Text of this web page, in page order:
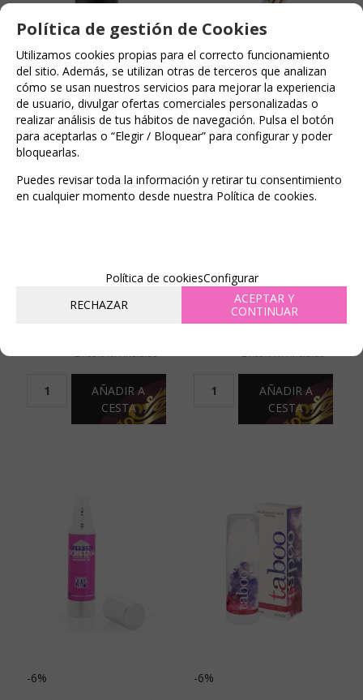
-6%
EROS POWER LINE -
POWER GEL ESTIMULANTE
DEL CLITORIS EFECTO
Antes
AÑADIR A
CESTA
-6%
EFECTO FRIO & CALOR
15,99 €
15,03 €
AÑADIR A
CESTA
-6%
-6%
Política de gestión de Cookies
Utilizamos cookies propias para el correcto funcionamiento
del sitio. Además, se utilizan otras de terceros que analizan
cómo se usan nuestros servicios para mejorar la experiencia
de usuario, divulgar ofertas comerciales personalizadas o
realizar análisis de tus hábitos de navegación. Pulsa el botón
para aceptarlas o “Elegir / Bloquear” para configurar y poder
bloquearlas.
Puedes revisar toda la información y retirar tu consentimiento
en cualquier momento desde nuestra Política de cookies.
Política de cookiesConfigurar
RECHAZAR
ACEPTAR Y
CONTINUAR